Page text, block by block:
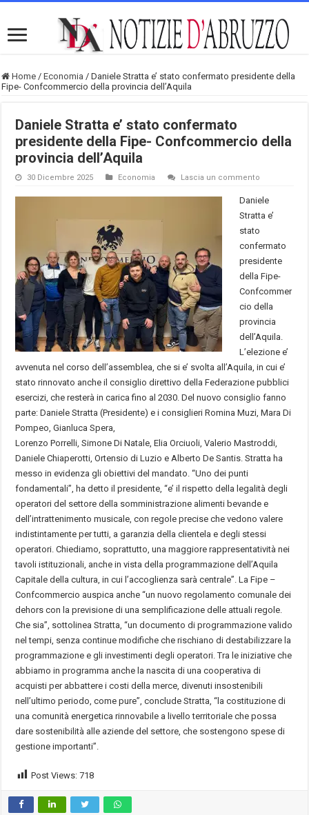
Home / Economia / Daniele Stratta e’ stato confermato presidente della
Fipe- Confcommercio della provincia dell’Aquila
Daniele Stratta e’ stato confermato
presidente della Fipe- Confcommercio della
provincia dell’Aquila
30 Dicembre 2025 Economia Lascia un commento
Daniele
Stratta e’
stato
confermato
presidente
della Fipe-
Confcommer
cio della
provincia
dell’Aquila.
L’elezione e’
avvenuta nel corso dell’assemblea, che si e’ svolta all’Aquila, in cui e’
stato rinnovato anche il consiglio direttivo della Federazione pubblici
esercizi, che resterà in carica fino al 2030. Del nuovo consiglio fanno
parte: Daniele Stratta (Presidente) e i consiglieri Romina Muzi, Mara Di
Pompeo, Gianluca Spera,
Lorenzo Porrelli, Simone Di Natale, Elia Orciuoli, Valerio Mastroddi,
Daniele Chiaperotti, Ortensio di Luzio e Alberto De Santis. Stratta ha
messo in evidenza gli obiettivi del mandato. “Uno dei punti
fondamentali”, ha detto il presidente, “e’ il rispetto della legalità degli
operatori del settore della somministrazione alimenti bevande e
dell’intrattenimento musicale, con regole precise che vedono valere
indistintamente per tutti, a garanzia della clientela e degli stessi
operatori. Chiediamo, soprattutto, una maggiore rappresentatività nei
tavoli istituzionali, anche in vista della programmazione dell’Aquila
Capitale della cultura, in cui l’accoglienza sarà centrale”. La Fipe –
Confcommercio auspica anche “un nuovo regolamento comunale dei
dehors con la previsione di una semplificazione delle attuali regole.
Che sia”, sottolinea Stratta, “un documento di programmazione valido
nel tempi, senza continue modifiche che rischiano di destabilizzare la
programmazione e gli investimenti degli operatori. Tra le iniziative che
abbiamo in programma anche la nascita di una cooperativa di
acquisti per abbattere i costi della merce, divenuti insostenibili
nell’ultimo periodo, come pure”, conclude Stratta, “la costituzione di
una comunità energetica rinnovabile a livello territoriale che possa
dare sostenibilità alle aziende del settore, che sostengono spese di
gestione importanti”.
Post Views: 718